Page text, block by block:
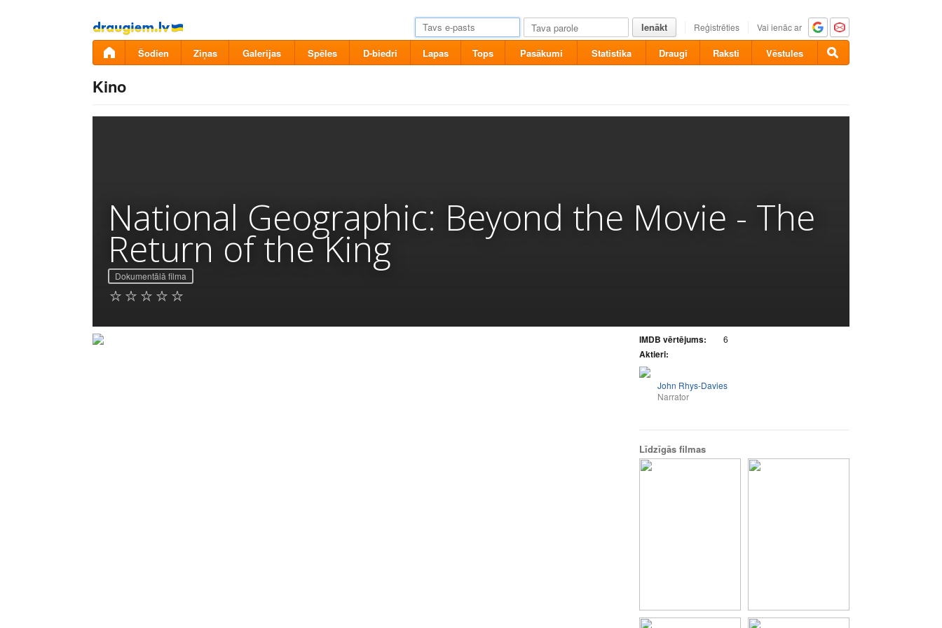
Pāriet
uz
saturu
Ienākt Reģistrēties Vai ienāc ar
Šodien Ziņas Galerijas Spēles D-biedri Lapas Tops Pasākumi Statistika Draugi Raksti Vēstules
Kino
National Geographic: Beyond the Movie - The
Return of the King
Dokumentālā filma
IMDB vērtējums: 6
Aktieri:
John Rhys-Davies
Narrator
Līdzīgās filmas